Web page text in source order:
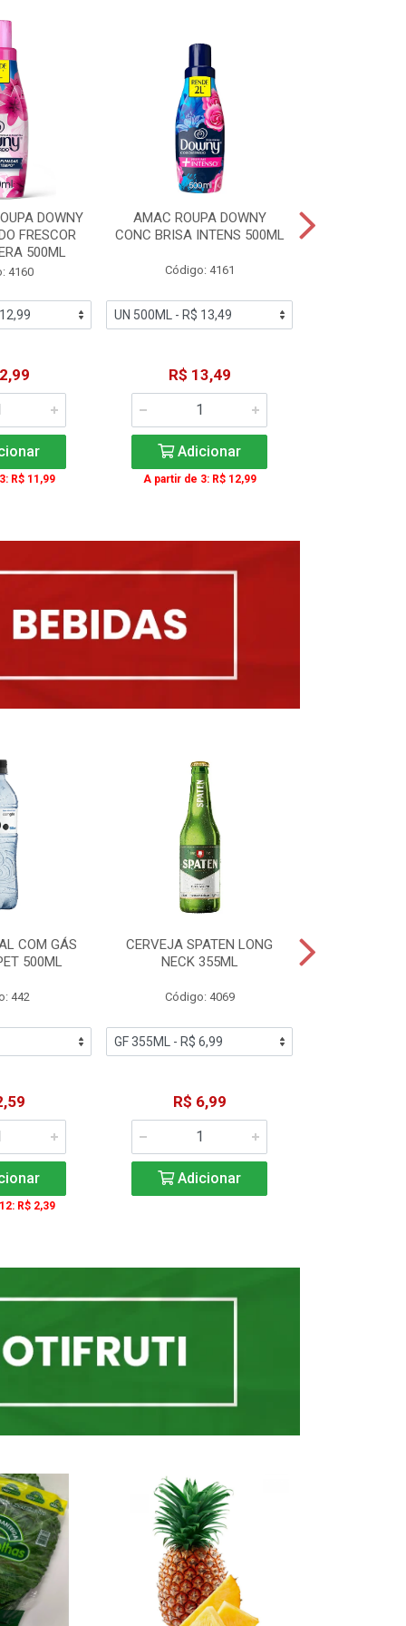
DOWNY
FRESCOR
500ML
4160
R$ 11,99
AMAC ROUPA DOWNY
CONC BRISA INTENS 500ML
Código: 4161
R$ 13,49
Adicionar
A partir de 3: R$ 12,99
COM GÁS
500ML
442
R$ 2,39
CERVEJA SPATEN LONG
NECK 355ML
Código: 4069
R$ 6,99
Adicionar